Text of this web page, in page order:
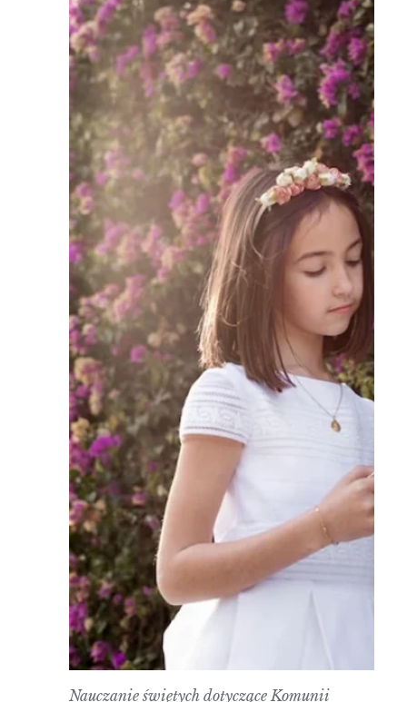
Nauczanie świętych dotyczące Komunii